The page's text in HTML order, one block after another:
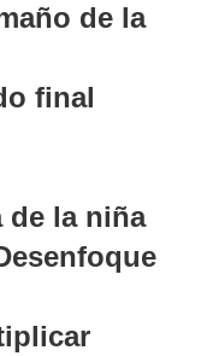
de la
final
de la niña